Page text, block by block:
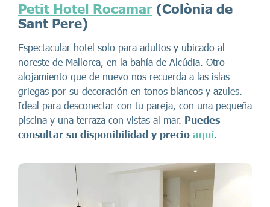
Petit Hotel Rocamar (Colònia de
Sant Pere)
Espectacular hotel solo para adultos y ubicado al
noreste de Mallorca, en la bahía de Alcúdia. Otro
alojamiento que de nuevo nos recuerda a las islas
griegas por su decoración en tonos blancos y azules.
Ideal para desconectar con tu pareja, con una pequeña
piscina y una terraza con vistas al mar. Puedes
consultar su disponibilidad y precio aquí.